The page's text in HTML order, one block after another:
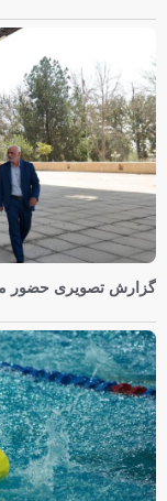
گزارش تصویری حضور